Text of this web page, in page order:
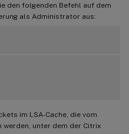
den folgenden Befehl auf dem
als Administrator aus:
im LSA-Cache, die vom
unter dem der Citrix